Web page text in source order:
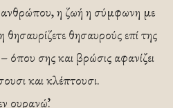
ανθρώπου, η ζωή η σύμφωνη με
θησαυρούς επί της
όπου σης και βρώσις αφανίζει
και κλέπτουσι.
ουρανώ᾽᾽.